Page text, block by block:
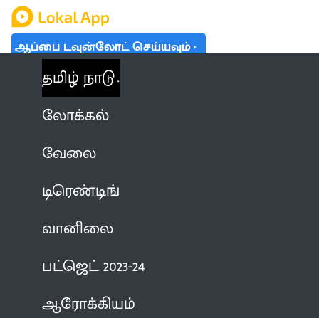
ஆப்பை டவுன்லோட் செய்யவும்
தமிழ் நாடு
லோக்கல்
வேலை
டிரெண்டிங்
வானிலை
பட்ஜெட் 2023-24
ஆரோக்கியம்